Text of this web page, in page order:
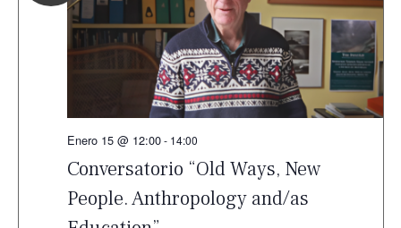
Conversatorio “Old Ways, New
People. Anthropology and/as
Enero 15 @ 12:00- 14:00